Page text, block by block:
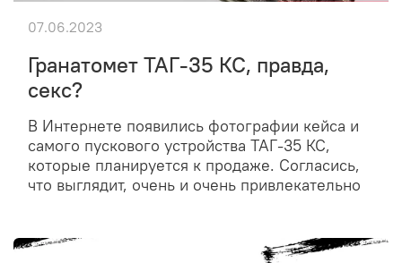
Гранатомет ТАГ-35 КС, правда,
секс?
В Интернете появились фотографии кейса и
самого пускового устройства ТАГ-35 КС,
которые планируется к продаже. Согласись,
что выглядит, очень и очень привлекательно
07.06.2023